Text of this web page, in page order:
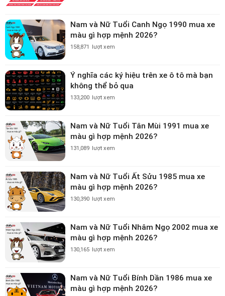
Nam và Nữ Tuổi Canh Ngọ 1990 mua xe
màu gì hợp mệnh 2026?
158,871 lượt xem
Ý nghĩa các ký hiệu trên xe ô tô mà bạn
không thể bỏ qua
133,200 lượt xem
Nam và Nữ Tuổi Tân Mùi 1991 mua xe
màu gì hợp mệnh 2026?
131,089 lượt xem
Nam và Nữ Tuổi Ất Sửu 1985 mua xe
màu gì hợp mệnh 2026?
130,390 lượt xem
Nam và Nữ Tuổi Nhâm Ngọ 2002 mua xe
màu gì hợp mệnh 2026?
130,165 lượt xem
Nam và Nữ Tuổi Bính Dần 1986 mua xe
màu gì hợp mệnh 2026?